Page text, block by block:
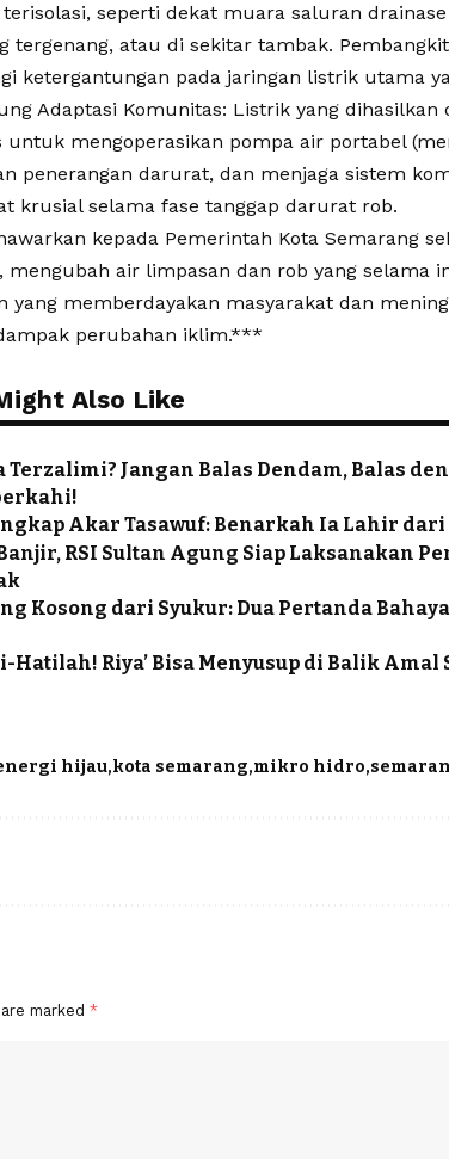
seperti dekat muara saluran
tergenang, atau di sekitar tambak.
ketergantungan pada jaringan listrik utama
Adaptasi Komunitas: Listrik yang dihasilkan
untuk mengoperasikan pompa air portabel
penerangan darurat, dan menjaga sistem
krusial selama fase tanggap darurat rob.
kepada Pemerintah Kota Semarang
mengubah air limpasan dan rob yang selama
yang memberdayakan masyarakat dan
perubahan iklim.***
Also Like
Terzalimi? Jangan Balas Dendam, Balas
Akar Tasawuf: Benarkah Ia Lahir
RSI Sultan Agung Siap Laksanakan
Kosong dari Syukur: Dua Pertanda
Hatilah! Riya’ Bisa Menyusup di Balik Amal
hijau kota semarang mikro hidro
marked *